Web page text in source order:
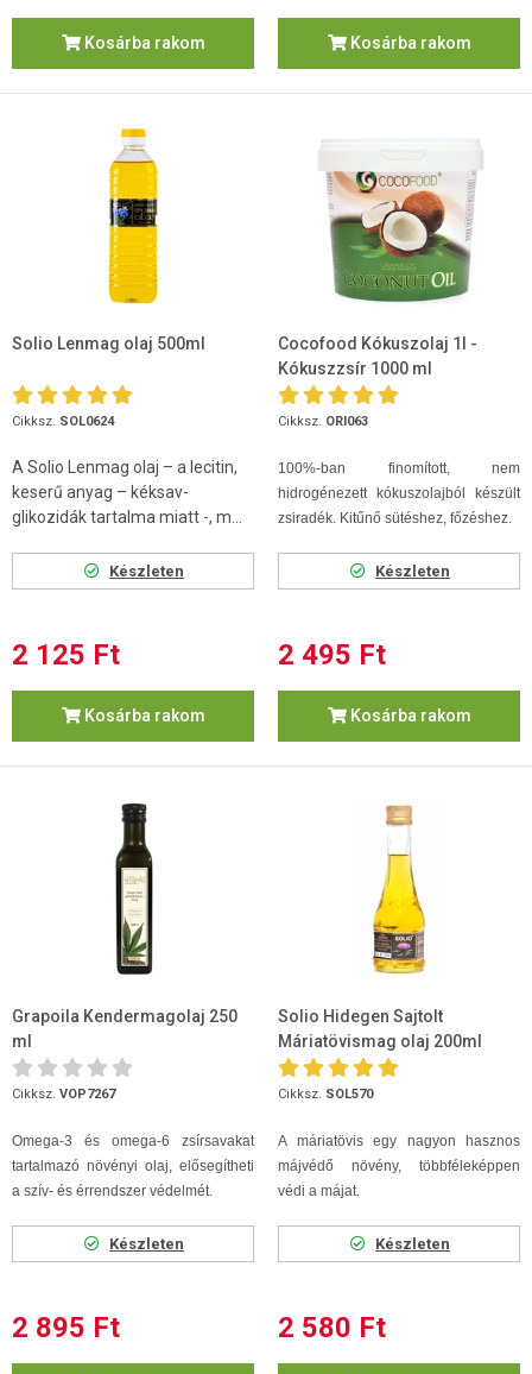
Kosárba rakom Kosárba rakom
Solio Lenmag olaj 500ml
Cikksz. SOL0624
A Solio Lenmag olaj – a lecitin,
keserű anyag – kéksav-
glikozidák tartalma miatt -, m...
Készleten
2 125 Ft
Kosárba rakom
Cocofood Kókuszolaj 1l -
Kókuszzsír 1000 ml
Cikksz. ORI063
100%-ban finomított, nem
hidrogénezett kókuszolajból készült
zsiradék. Kitűnő sütéshez, főzéshez.
Készleten
2 495 Ft
Kosárba rakom
Grapoila Kendermagolaj 250
ml
Cikksz. VOP7267
Omega-3 és omega-6 zsírsavakat
tartalmazó növényi olaj, elősegítheti
a szív- és érrendszer védelmét.
Készleten
2 895 Ft
Solio Hidegen Sajtolt
Máriatövismag olaj 200ml
Cikksz. SOL570
A máriatövis egy nagyon hasznos
májvédő növény, többféleképpen
védi a májat.
Készleten
2 580 Ft